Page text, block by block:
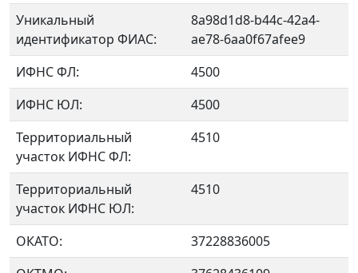
Уникальный
идентификатор ФИАС:
8a98d1d8-b44c-42a4-
ae78-6aa0f67afee9
ИФНС ФЛ:
4500
ИФНС ЮЛ:
4500
Территориальный
участок ИФНС ФЛ:
4510
Территориальный
участок ИФНС ЮЛ:
4510
ОКАТО:
37228836005